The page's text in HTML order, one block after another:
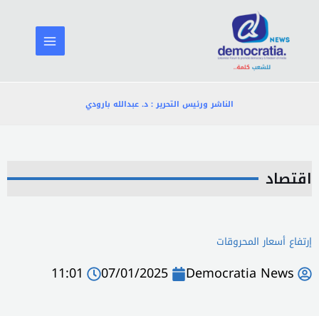
المحتوى
الناشر ورئيس التحرير : د. عبدالله بارودي
اقتصاد
إرتفاع أسعار المحروقات
Democratia News
07/01/2025
11:01